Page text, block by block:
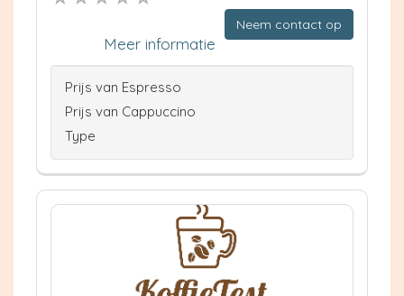
Neem contact op
Meer informatie
Prijs van Espresso
Prijs van Cappuccino
Type